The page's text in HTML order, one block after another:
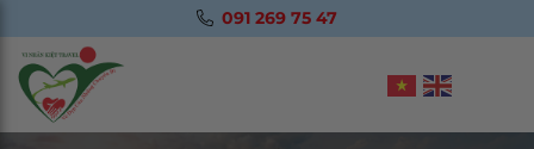
091 269 75 47